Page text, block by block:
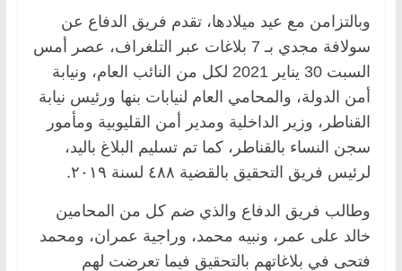
وبالتزامن مع عيد ميلادها، تقدم فريق الدفاع عن
سولافة مجدي بـ 7 بلاغات عبر التلغراف، عصر أمس
السبت 30 يناير 2021 لكل من النائب العام، ونيابة
أمن الدولة، والمحامي العام لنيابات بنها ورئيس نيابة
القناطر، وزير الداخلية ومدير أمن القليوبية ومأمور
سجن النساء بالقناطر، كما تم تسليم البلاغ باليد،
لرئيس فريق التحقيق بالقضية ٤٨٨ لسنة ٢٠١٩.
وطالب فريق الدفاع والذي ضم كل من المحامين
خالد على عمر، ونبيه محمد، وراجية عمران، ومحمد
فتحى في بلاغاتهم بالتحقيق فيما تعرضت لهم